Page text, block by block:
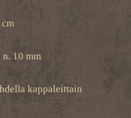
n. 10 mm
kappaleittain